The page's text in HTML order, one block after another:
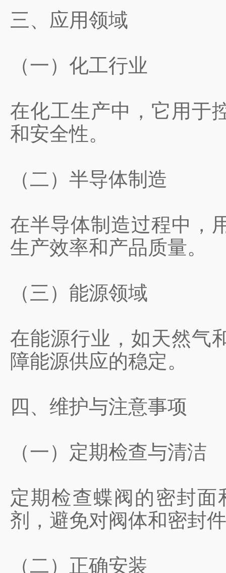
三、应用领域
（一）化工行业
在化工生产中，它用于
和安全性。
（二）半导体制造
在半导体制造过程中，
生产效率和产品质量。
（三）能源领域
在能源行业，如天然气
障能源供应的稳定。
四、维护与注意事项
（一）定期检查与清洁
定期检查蝶阀的密封
剂，避免对阀体和密封
（二）正确安装